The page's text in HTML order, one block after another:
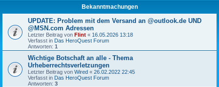
Bekanntmachungen
UPDATE: Problem mit dem Versand an @outlook.de UND
@MSN.com Adressen
Letzter Beitrag von Flint « 16.05.2026 13:18
Verfasst in Das HeroQuest Forum
Antworten: 1
Wichtige Botschaft an alle - Thema
Urheberrechtsverletzungen
Letzter Beitrag von Wired « 26.02.2022 22:45
Verfasst in Das HeroQuest Forum
Antworten: 3